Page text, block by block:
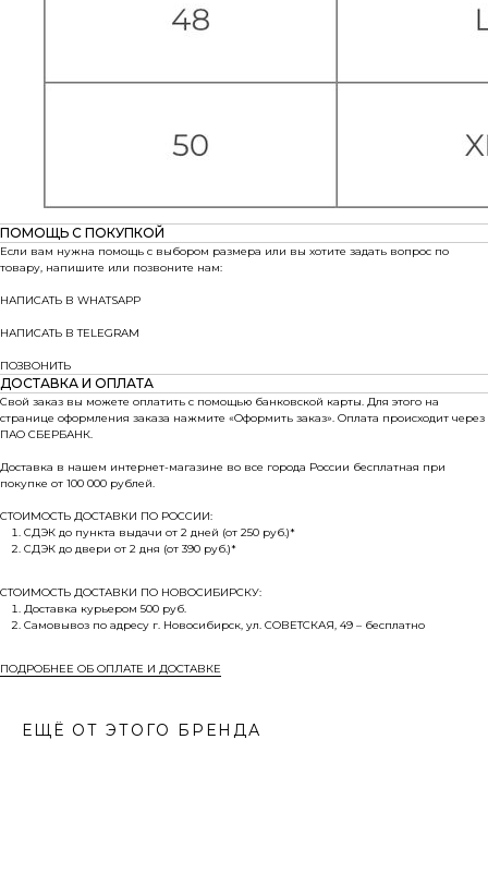
ПОМОЩЬ С ПОКУПКОЙ
Если вам нужна помощь с выбором размера или вы хотите задать вопрос по
товару, напишите или позвоните нам:
НАПИСАТЬ В WHATSAPP
НАПИСАТЬ В TELEGRAM
ПОЗВОНИТЬ
ДОСТАВКА И ОПЛАТА
Свой заказ вы можете оплатить с помощью банковской карты. Для этого на
странице оформления заказа нажмите «Оформить заказ». Оплата происходит через
ПАО СБЕРБАНК.
Доставка в нашем интернет-магазине во все города России бесплатная при
покупке от 100 000 рублей.
СТОИМОСТЬ ДОСТАВКИ ПО РОССИИ:
СДЭК до пункта выдачи от 2 дней (от 250 руб.)*
СДЭК до двери от 2 дня (от 390 руб.)*
СТОИМОСТЬ ДОСТАВКИ ПО НОВОСИБИРСКУ:
Доставка курьером 500 руб.
Самовывоз по адресу г. Новосибирск, ул. СОВЕТСКАЯ, 49 – бесплатно
ПОДРОБНЕЕ ОБ ОПЛАТЕ И ДОСТАВКЕ
ЕЩЁ ОТ ЭТОГО БРЕНДА